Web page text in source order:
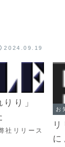
2024.09.19
り」
社リリース
お
に